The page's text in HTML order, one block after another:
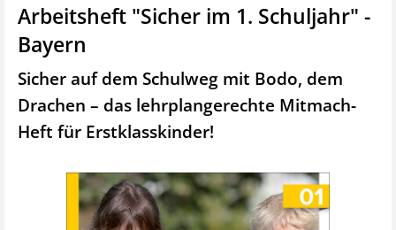
Arbeitsheft "Sicher im 1. Schuljahr" -
Bayern
Sicher auf dem Schulweg mit Bodo, dem
Drachen – das lehrplangerechte Mitmach-
Heft für Erstklasskinder!